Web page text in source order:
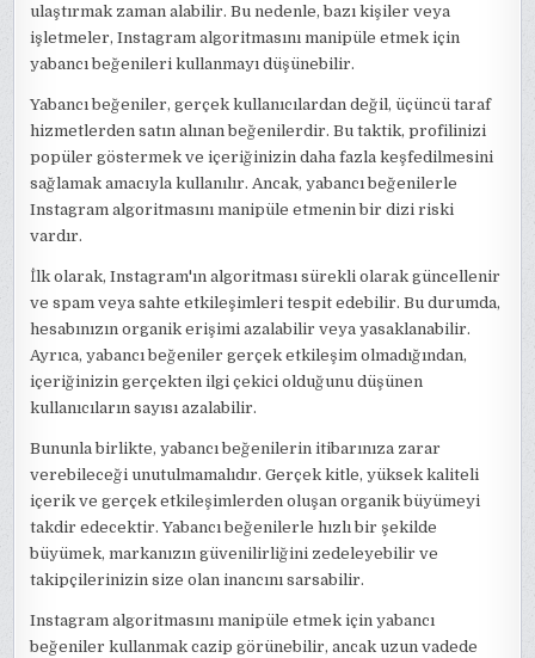
ulaştırmak zaman alabilir. Bu nedenle, bazı kişiler veya
işletmeler, Instagram algoritmasını manipüle etmek için
yabancı beğenileri kullanmayı düşünebilir.
Yabancı beğeniler, gerçek kullanıcılardan değil, üçüncü taraf
hizmetlerden satın alınan beğenilerdir. Bu taktik, profilinizi
popüler göstermek ve içeriğinizin daha fazla keşfedilmesini
sağlamak amacıyla kullanılır. Ancak, yabancı beğenilerle
Instagram algoritmasını manipüle etmenin bir dizi riski
vardır.
İlk olarak, Instagram'ın algoritması sürekli olarak güncellenir
ve spam veya sahte etkileşimleri tespit edebilir. Bu durumda,
hesabınızın organik erişimi azalabilir veya yasaklanabilir.
Ayrıca, yabancı beğeniler gerçek etkileşim olmadığından,
içeriğinizin gerçekten ilgi çekici olduğunu düşünen
kullanıcıların sayısı azalabilir.
Bununla birlikte, yabancı beğenilerin itibarınıza zarar
verebileceği unutulmamalıdır. Gerçek kitle, yüksek kaliteli
içerik ve gerçek etkileşimlerden oluşan organik büyümeyi
takdir edecektir. Yabancı beğenilerle hızlı bir şekilde
büyümek, markanızın güvenilirliğini zedeleyebilir ve
takipçilerinizin size olan inancını sarsabilir.
Instagram algoritmasını manipüle etmek için yabancı
beğeniler kullanmak cazip görünebilir, ancak uzun vadede